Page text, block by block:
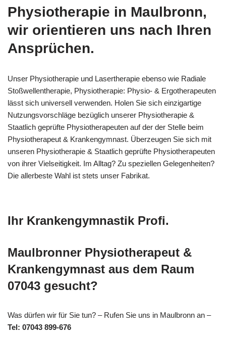
Physiotherapie in Maulbronn,
wir orientieren uns nach Ihren
Ansprüchen.
Unser Physiotherapie und Lasertherapie ebenso wie Radiale
Stoßwellentherapie, Physiotherapie: Physio- & Ergotherapeuten
lässt sich universell verwenden. Holen Sie sich einzigartige
Nutzungsvorschläge bezüglich unserer Physiotherapie &
Staatlich geprüfte Physiotherapeuten auf der der Stelle beim
Physiotherapeut & Krankengymnast. Überzeugen Sie sich mit
unseren Physiotherapie & Staatlich geprüfte Physiotherapeuten
von ihrer Vielseitigkeit. Im Alltag? Zu speziellen Gelegenheiten?
Die allerbeste Wahl ist stets unser Fabrikat.
Ihr Krankengymnastik Profi.
Maulbronner Physiotherapeut &
Krankengymnast aus dem Raum
07043 gesucht?
Was dürfen wir für Sie tun? – Rufen Sie uns in Maulbronn an –
Tel: 07043 899-676